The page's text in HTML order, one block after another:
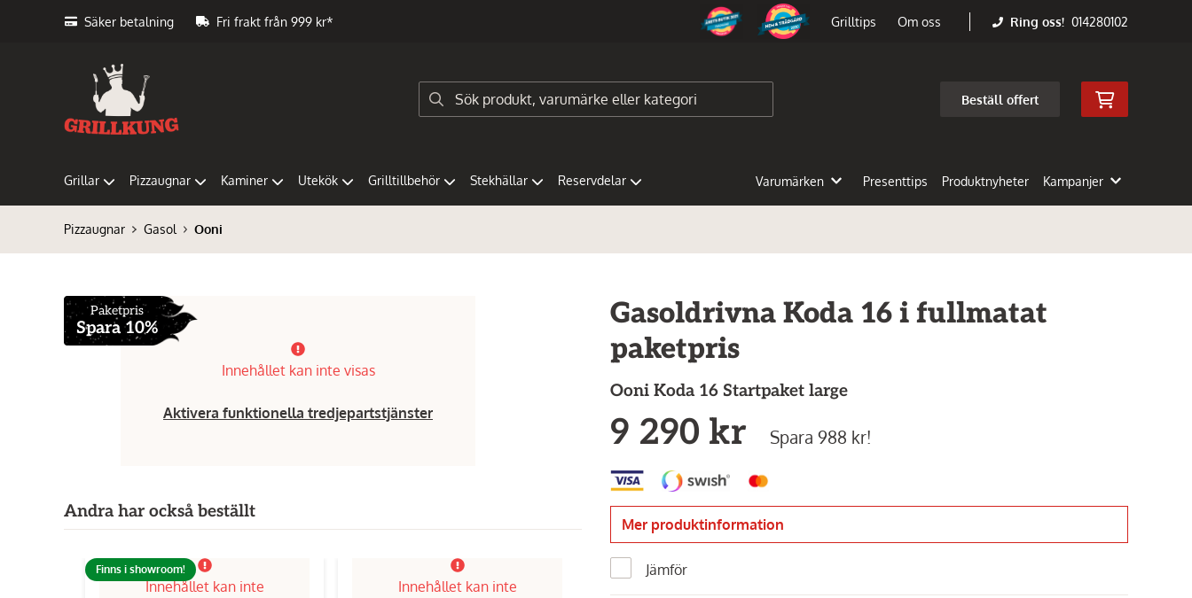
Säker betalning Fri frakt från 999 kr* Grilltips Om oss Ring oss! 014280102
Beställ offert
Grillar Pizzaugnar Kaminer Utekök Grilltillbehör Stekhällar Reservdelar Varumärken Presenttips Produktnyheter Kampanjer
Pizzaugnar Gasol Ooni
Paketpris
Spara 10%
Innehållet kan inte visas
Aktivera funktionella tredjepartstjänster
Andra har också beställt
Finns i showroom!
Innehållet kan inte
Innehållet kan inte
Paketpris
Gasoldrivna Koda 16 i fullmatat
paketpris
Ooni Koda 16 Startpaket large
9 290 kr Spara 988 kr!
Mer produktinformation
Jämför